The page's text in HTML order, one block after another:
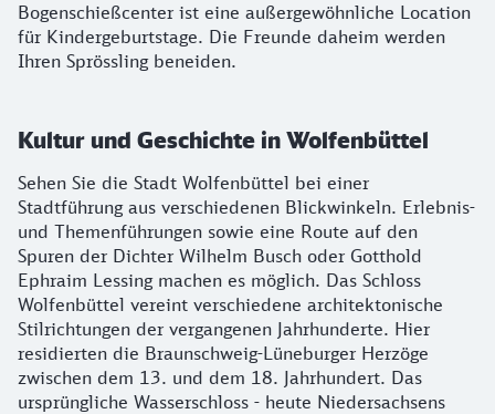
Bogenschießcenter ist eine außergewöhnliche Location
für Kindergeburtstage. Die Freunde daheim werden
Ihren Sprössling beneiden.
Kultur und Geschichte in Wolfenbüttel
Sehen Sie die Stadt Wolfenbüttel bei einer
Stadtführung aus verschiedenen Blickwinkeln. Erlebnis-
und Themenführungen sowie eine Route auf den
Spuren der Dichter Wilhelm Busch oder Gotthold
Ephraim Lessing machen es möglich. Das Schloss
Wolfenbüttel vereint verschiedene architektonische
Stilrichtungen der vergangenen Jahrhunderte. Hier
residierten die Braunschweig-Lüneburger Herzöge
zwischen dem 13. und dem 18. Jahrhundert. Das
ursprüngliche Wasserschloss - heute Niedersachsens